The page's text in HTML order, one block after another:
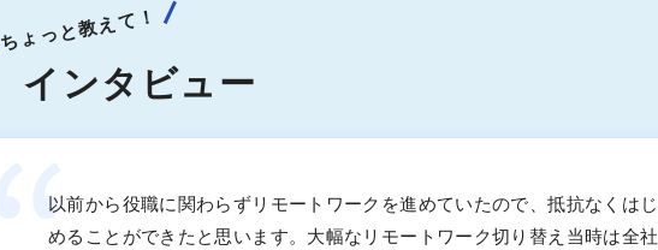
ちょっと教えて！
インタビュー
以前から役職に関わらずリモートワークを進めていたので、抵抗なくはじ
めることができたと思います。大幅なリモートワーク切り替え当時は全社